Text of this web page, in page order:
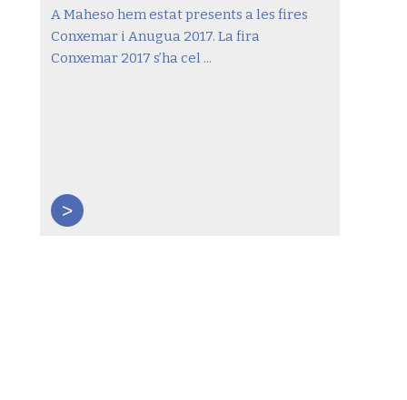
A Maheso hem estat presents a les fires
Conxemar i Anugua 2017. La fira
Conxemar 2017 s’ha cel ...
>